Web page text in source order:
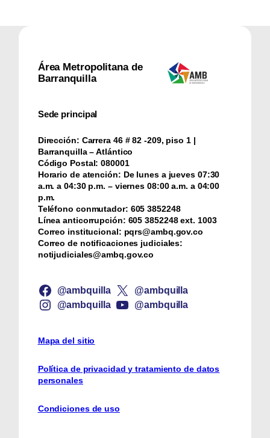
Área Metropolitana de
Barranquilla
Sede principal
Dirección: Carrera 46 # 82 -209, piso 1 |
Barranquilla – Atlántico
Código Postal: 080001
Horario de atención: De lunes a jueves 07:30
a.m. a 04:30 p.m. – viernes 08:00 a.m. a 04:00
p.m.
Teléfono conmutador: ‪605 3852248
Línea anticorrupción: ‪605 3852248 ext. 1003
Correo institucional: pqrs@ambq.gov.co
Correo de notificaciones judiciales:
notijudiciales@ambq.gov.co
@ambquilla
@ambquilla
@ambquilla
@ambquilla
Mapa del sitio
Política de privacidad y tratamiento de datos
personales
Condiciones de uso